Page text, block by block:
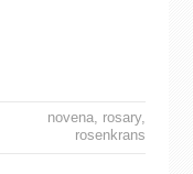
novena rosary,
rosenkrans